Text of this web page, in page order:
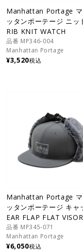
Manhattan Portage マ
ッタンポーテージ ニッ
RIB KNIT WATCH
品番 MP346-004
Manhattan Portage
¥3,520税込
Manhattan Portage マ
ッタンポーテージ キャ
EAR FLAP FLAT
品番 MP345-071
Manhattan Portage
¥6,050税込